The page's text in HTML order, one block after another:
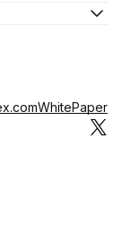
WhitePaper